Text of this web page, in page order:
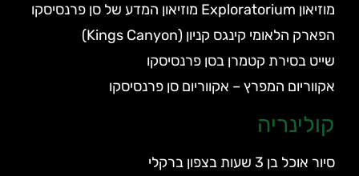
מוזיאון Exploratorium מוזיאון המדע של סן פרנסיסקו
הפארק הלאומי קינגס קניון (Kings Canyon)
שייט בסירת קטמרן בסן פרנסיסקו
אקווריום המפרץ – אקווריום סן פרנסיסקו
קולינריה
סיור אוכל בן 3 שעות בצפון ברקלי